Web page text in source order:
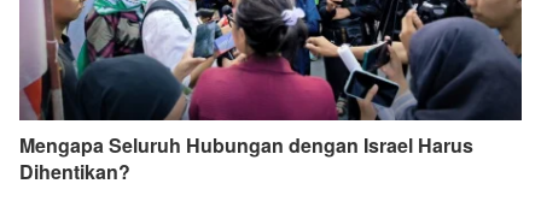
Mengapa Seluruh Hubungan dengan Israel Harus
Dihentikan?